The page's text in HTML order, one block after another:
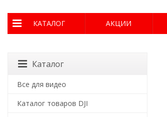
КАТАЛОГ АКЦИИ
Каталог
Все для видео
Каталог товаров DJI